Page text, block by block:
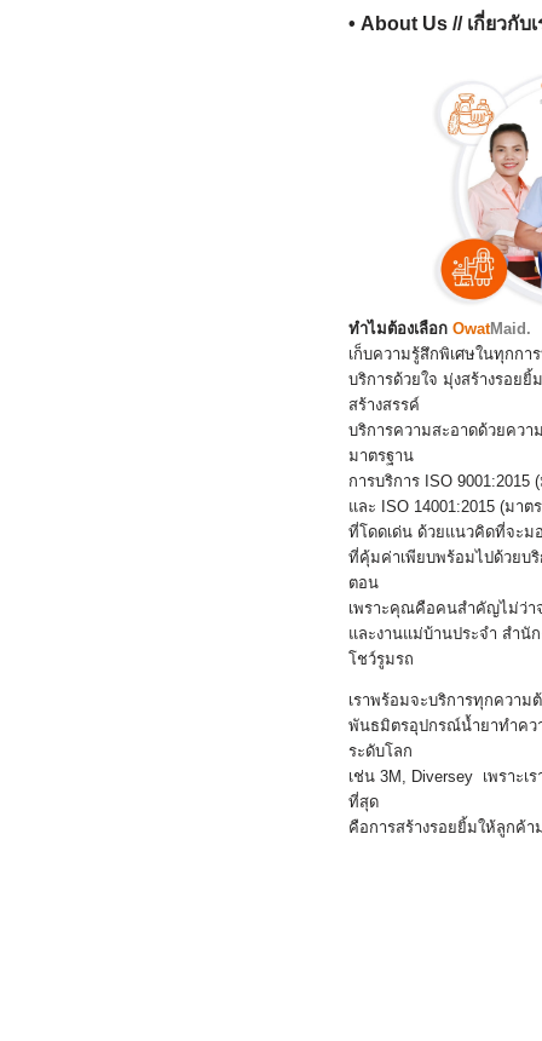
• About Us // เกี่ยวกับ
ทำไมต้องเลือกOwatMaid.
เก็บความรู้สึกพิเศษในทุกกา
บริการด้วยใจ มุ่งสร้างรอยยิ้
สร้างสรรค์
บริการความสะอาดด้วยคว
มาตรฐาน
การบริการ ISO
และ ISO 14001:2015 (มา
ที่โดดเด่น ด้วยแนวคิดที่จะม
ที่คุ้มค่าเพียบพร้อมไปด้วย
ตอน
เพราะคุณคือคนสำคัญไม่ว่าจ
และงานแม่บ้านประจำ สำนั
โชว์รูมรถ
เราพร้อมจะบริการทุกความ
พันธมิตรอุปกรณ์น้ำยาทำคว
ระดับโลก
เช่น 3M, Diversey เพราะเ
ที่สุด
คือการสร้างรอยยิ้มให้ลูกค้า